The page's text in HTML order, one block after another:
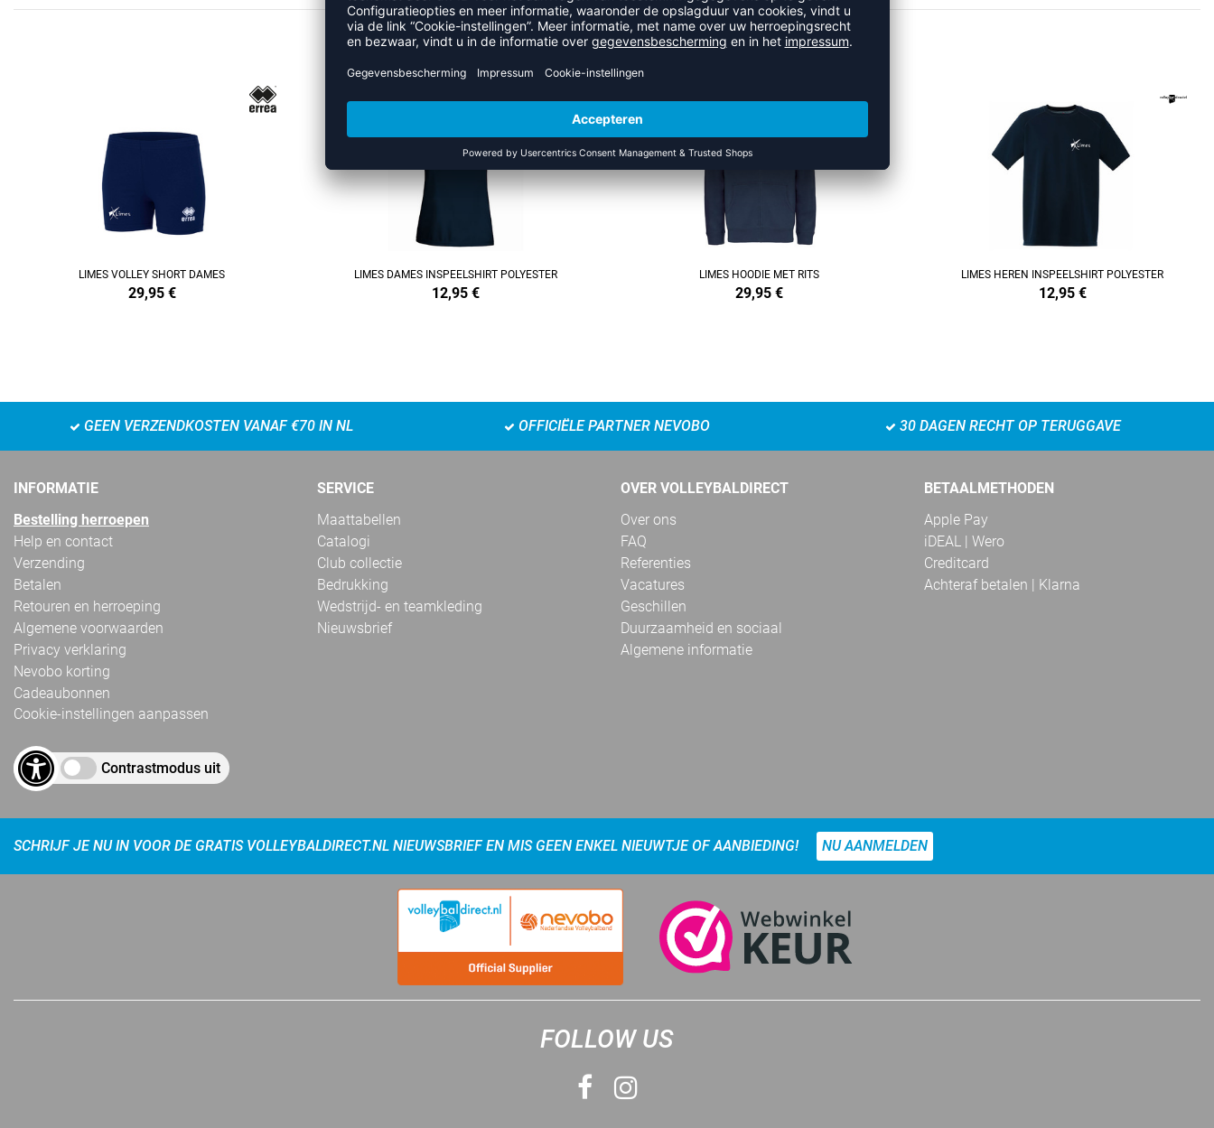
MEER UIT DE CATEGORIE LIMES
LIMES VOLLEY SHORT DAMES
29,95 €
LIMES DAMES INSPEELSHIRT POLYESTER
12,95 €
LIMES HOODIE MET RITS
29,95 €
LIMES HEREN INSPEELSHIRT POLYESTER
12,95 €
GEEN VERZENDKOSTEN VANAF €70 IN NL OFFICIËLE PARTNER NEVOBO 30 DAGEN RECHT OP TERUGGAVE
INFORMATIE
Bestelling herroepen
Help en contact
Verzending
Betalen
Retouren en herroeping
Algemene voorwaarden
Privacy verklaring
Nevobo korting
Cadeaubonnen
Cookie-instellingen aanpassen
Contrastmodus uit
SERVICE
Maattabellen
Catalogi
Club collectie
Bedrukking
Wedstrijd- en teamkleding
Nieuwsbrief
OVER VOLLEYBALDIRECT
Over ons
FAQ
Referenties
Vacatures
Geschillen
Duurzaamheid en sociaal
Algemene informatie
BETAALMETHODEN
Apple Pay
iDEAL | Wero
Creditcard
Achteraf betalen | Klarna
SCHRIJF JE NU IN VOOR DE GRATIS VOLLEYBALDIRECT.NL NIEUWSBRIEF EN MIS GEEN ENKEL NIEUWTJE OF AANBIEDING! NU AANMELDEN
FOLLOW US